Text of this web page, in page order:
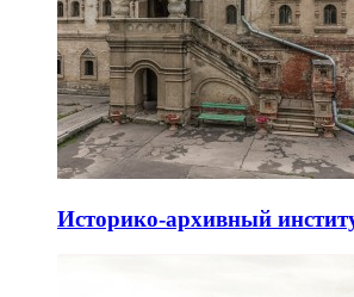
Историко-архивный